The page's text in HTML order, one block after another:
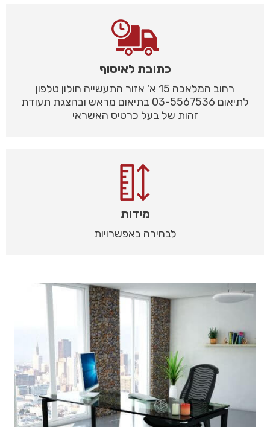
כתובת לאיסוף
רחוב המלאכה 15 א' אזור התעשייה חולון טלפון
לתיאום 03-5567536 בתיאום מראש ובהצגת תעודת
זהות של בעל כרטיס האשראי
מידות
לבחירה באפשרויות